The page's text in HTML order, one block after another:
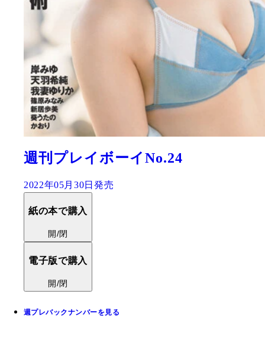
週刊プレイボーイNo.24
2022年05月30日発売
紙の本で購入
開/閉
電子版で購入
開/閉
週プレバックナンバーを見る